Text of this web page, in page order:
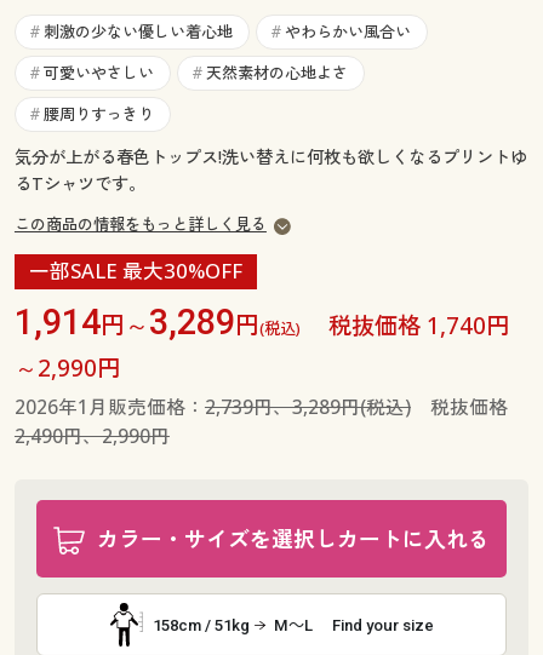
お気に入り
サポート
ご利用ガイド
ご利用ガイド
よくある質問とお問い合わせ
# 刺激の少ない優しい着心地 # やわらかい風合い
# 可愛いやさしい # 天然素材の心地よさ
# 腰周りすっきり
気分が上がる春色トップス!洗い替えに何枚も欲しくなるプリントゆ
るTシャツです。
この商品の情報をもっと詳しく見る
一部SALE 最大30%OFF
1,914円～3,289円(税込)
税抜価格 1,740円
～2,990円
2026年1月販売価格： 2,739円、3,289円(税込)税抜価格
2,490円、2,990円
カラー・サイズを選択しカートに入れる
158cm / 51kg M～L Find your size